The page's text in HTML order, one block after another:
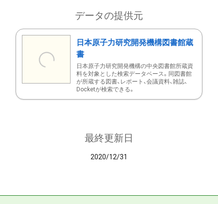
データの提供元
日本原子力研究開発機構図書館蔵
書
日本原子力研究開発機構の中央図書館所蔵資
料を対象とした検索データベース。同図書館
が所蔵する図書、レポート、会議資料、雑誌、
Docketが検索できる。
最終更新日
2020/12/31